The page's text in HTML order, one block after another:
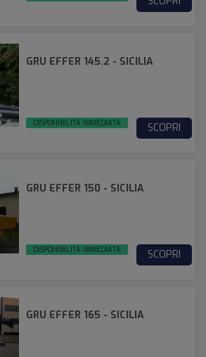
GRU EFFER 145.2 - SICILIA
DISPONIBILITÀ IMMEDIATA SCOPRI
GRU EFFER 150 - SICILIA
DISPONIBILITÀ IMMEDIATA SCOPRI
GRU EFFER 165 - SICILIA